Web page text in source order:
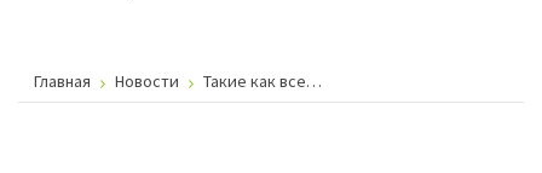
Главная Новости Такие как все…